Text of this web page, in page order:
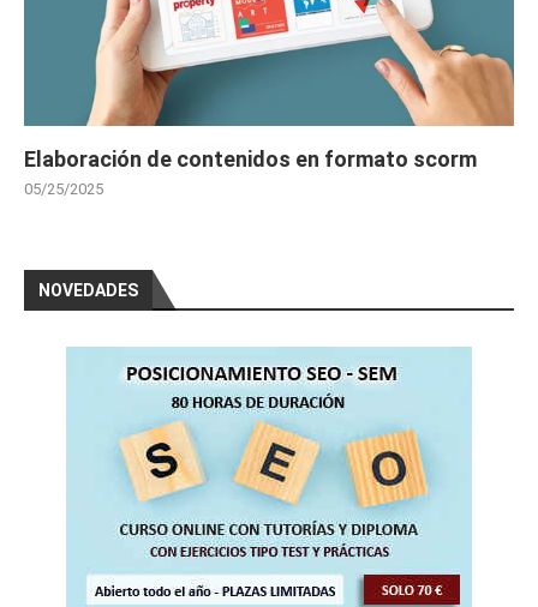
Elaboración de contenidos en formato scorm
05/25/2025
NOVEDADES